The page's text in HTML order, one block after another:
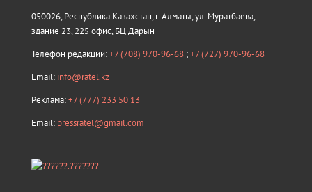
050026, Республика Казахстан, г. Алматы, ул. Муратбаева,
здание 23, 225 офис, БЦ Дарын
Телефон редакции:+7 (708) 970-96-68 ;+7 (727) 970-96-68
Email: info@ratel.kz
Реклама:+7 (777) 233 50 13
Email: pressratel@gmail.com